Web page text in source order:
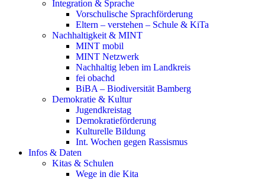
Integration & Sprache
Vorschulische Sprachförderung
Eltern – verstehen – Schule & KiTa
Nachhaltigkeit & MINT
MINT mobil
MINT Netzwerk
Nachhaltig leben im Landkreis
fei obachd
BiBA – Biodiversität Bamberg
Demokratie & Kultur
Jugendkreistag
Demokratieförderung
Kulturelle Bildung
Int. Wochen gegen Rassismus
Infos & Daten
Kitas & Schulen
Wege in die Kita